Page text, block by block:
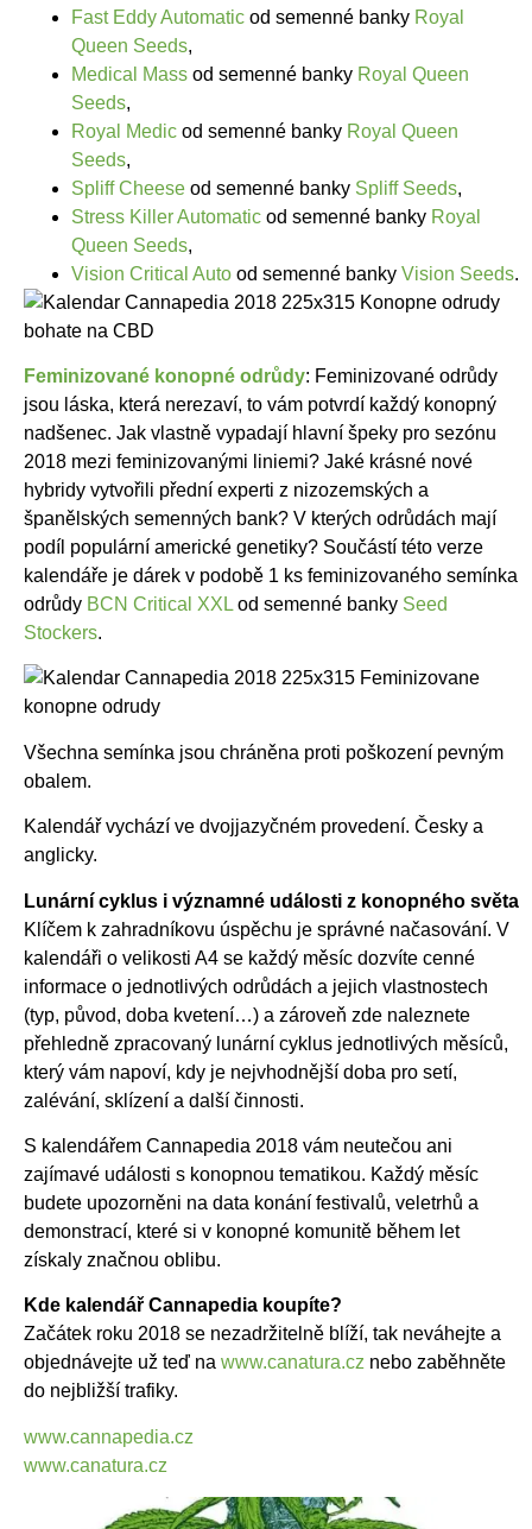
Fast Eddy Automatic od semenné banky Royal
Queen Seeds,
Medical Mass od semenné banky Royal Queen
Seeds,
Royal Medic od semenné banky Royal Queen
Seeds,
Spliff Cheese od semenné banky Spliff Seeds,
Stress Killer Automatic od semenné banky Royal
Queen Seeds,
Vision Critical Auto od semenné banky Vision Seeds.
Feminizované konopné odrůdy: Feminizované odrůdy
jsou láska, která nerezaví, to vám potvrdí každý konopný
nadšenec. Jak vlastně vypadají hlavní špeky pro sezónu
2018 mezi feminizovanými liniemi? Jaké krásné nové
hybridy vytvořili přední experti z nizozemských a
španělských semenných bank? V kterých odrůdách mají
podíl populární americké genetiky? Součástí této verze
kalendáře je dárek v podobě 1 ks feminizovaného semínka
odrůdy BCN Critical XXL od semenné banky Seed
Stockers.
Všechna semínka jsou chráněna proti poškození pevným
obalem.
Kalendář vychází ve dvojjazyčném provedení. Česky a
anglicky.
Lunární cyklus i významné události z konopného světa
Klíčem k zahradníkovu úspěchu je správné načasování. V
kalendáři o velikosti A4 se každý měsíc dozvíte cenné
informace o jednotlivých odrůdách a jejich vlastnostech
(typ, původ, doba kvetení…) a zároveň zde naleznete
přehledně zpracovaný lunární cyklus jednotlivých měsíců,
který vám napoví, kdy je nejvhodnější doba pro setí,
zalévání, sklízení a další činnosti.
S kalendářem Cannapedia 2018 vám neutečou ani
zajímavé události s konopnou tematikou. Každý měsíc
budete upozorněni na data konání festivalů, veletrhů a
demonstrací, které si v konopné komunitě během let
získaly značnou oblibu.
Kde kalendář Cannapedia koupíte?
Začátek roku 2018 se nezadržitelně blíží, tak neváhejte a
objednávejte už teď na www.canatura.cz nebo zaběhněte
do nejbližší trafiky.
www.cannapedia.cz
www.canatura.cz